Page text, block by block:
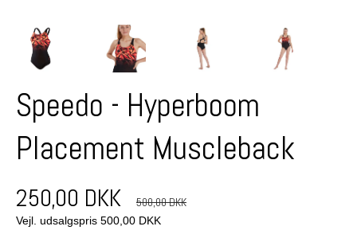
Speedo - Hyperboom
Placement Muscleback
250,00 DKK 500,00 DKK
Vejl. udsalgspris 500,00 DKK